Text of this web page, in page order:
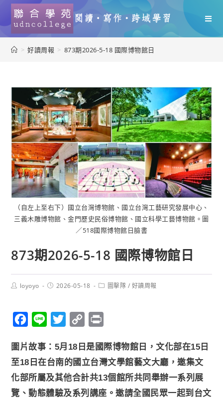
> 好讀周報 > 873期2026-5-18 國際博物館日
（自左上至右下）國立台灣博物館、國立台灣工藝研究發展中心、
三義木雕博物館、金門歷史民俗博物館、國立科學工藝博物館。圖
／518國際博物館日臉書
873期2026-5-18 國際博物館日
loyoyo 2026-05-18 圖擊隊 / 好讀周報
c
e
b
o
n
e
i
t
t
e
p
y
L
i
i
n
t
圖片故事：5月18日是國際博物館日，文化部在15日
至18日在台南的國立台灣文學館藝文大廳，邀集文
化部所屬及其他合計共13個館所共同舉辦一系列展
覽、動態體驗及系列講座。邀請全國民眾一起到台文